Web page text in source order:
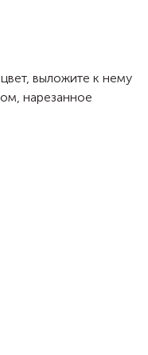
выложите к нему
нарезанное